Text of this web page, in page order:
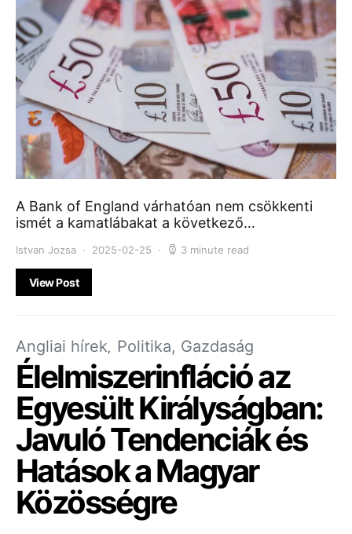
A Bank of England várhatóan nem csökkenti
ismét a kamatlábakat a következő…
Istvan Jozsa 2025-02-25 3 minute read
View Post
Angliai hírek Politika, Gazdaság
Élelmiszerinfláció az
Egyesült Királyságban:
Javuló Tendenciák és
Hatások a Magyar
Közösségre